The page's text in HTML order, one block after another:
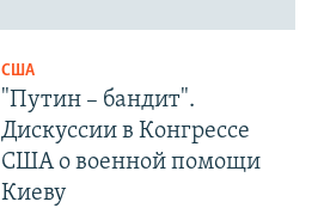
США
"Путин – бандит".
Дискуссии в Конгрессе
США о военной помощи
Киеву